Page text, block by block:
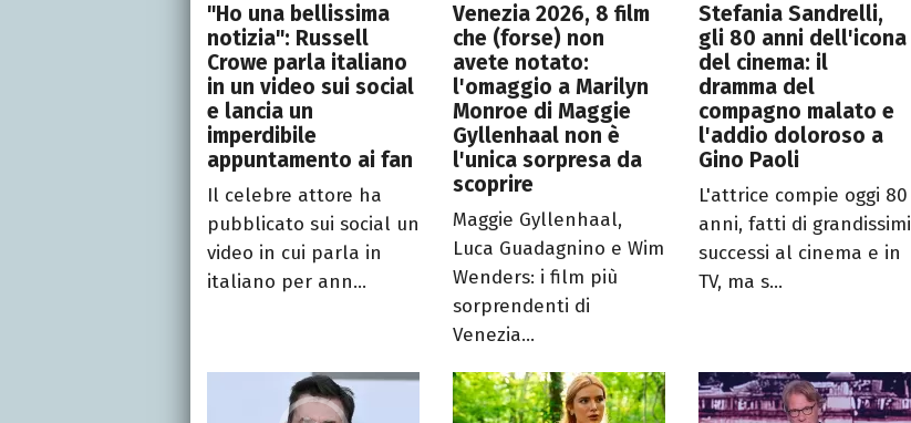
"Ho una bellissima
notizia": Russell
Crowe parla italiano
in un video sui social
e lancia un
imperdibile
appuntamento ai fan
Il celebre attore ha
pubblicato sui social un
video in cui parla in
italiano per ann...
Venezia 2026, 8 film
che (forse) non
avete notato:
l'omaggio a Marilyn
Monroe di Maggie
Gyllenhaal non è
l'unica sorpresa da
scoprire
Maggie Gyllenhaal,
Luca Guadagnino e Wim
Wenders: i film più
sorprendenti di
Venezia...
Stefania Sandrelli,
gli 80 anni dell'icona
del cinema: il
dramma del
compagno malato e
l'addio doloroso a
Gino Paoli
L'attrice compie oggi 80
anni, fatti di grandissimi
successi al cinema e in
TV, ma s...